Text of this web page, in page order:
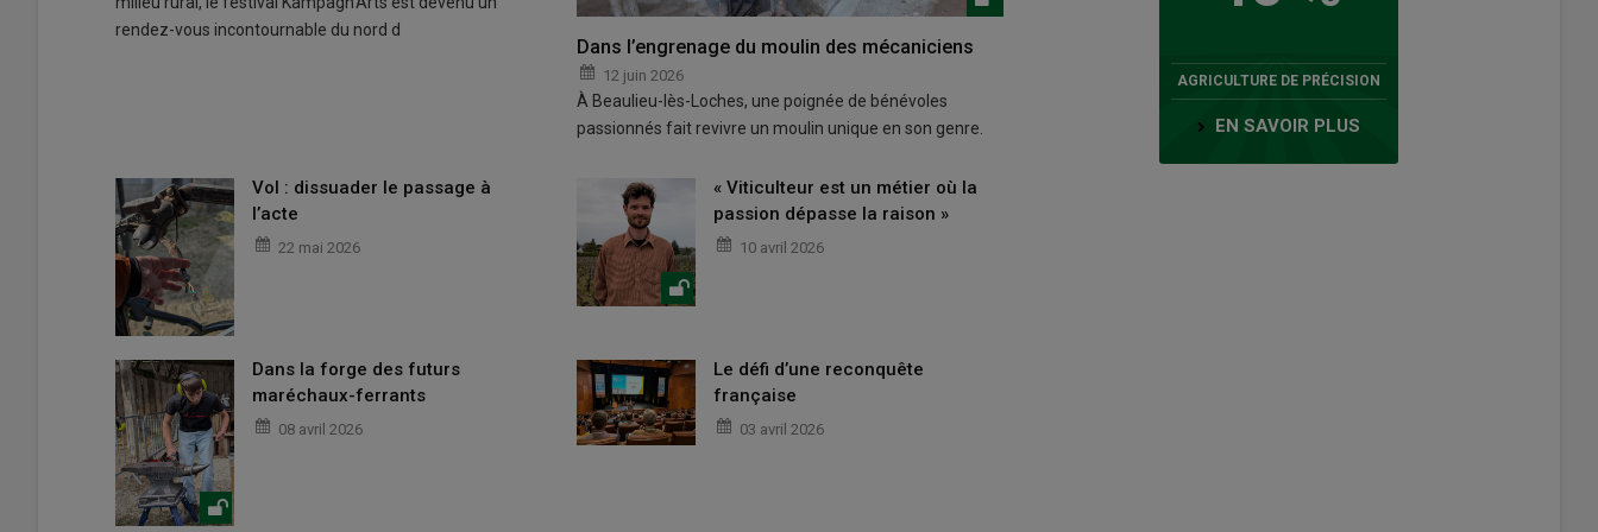
rendez-vous incontournable du nord d
Dans l’engrenage du moulin des mécaniciens
12 juin 2026
À Beaulieu-lès-Loches, une poignée de bénévoles
passionnés fait revivre un moulin unique en son genre.
Vol : dissuader le passage à
l’acte
22 mai 2026
« Viticulteur est un métier où la
passion dépasse la raison »
10 avril 2026
Dans la forge des futurs
maréchaux-ferrants
08 avril 2026
Le défi d’une reconquête
française
03 avril 2026
AGRICULTURE DE PRÉCISION
EN SAVOIR PLUS